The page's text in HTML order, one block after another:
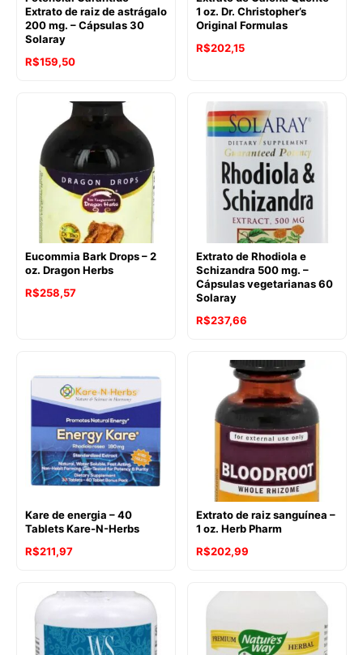
Extrato de raiz de astrágalo
200 mg. – Cápsulas 30
Solaray
R$159,50
1 oz. Dr. Christopher’s
Original Formulas
R$202,15
Eucommia Bark Drops – 2
oz. Dragon Herbs
R$258,57
Extrato de Rhodiola e
Schizandra 500 mg. –
Cápsulas vegetarianas 60
Solaray
R$237,66
Kare de energia – 40
Tablets Kare-N-Herbs
R$211,97
Extrato de raiz sanguínea –
1 oz. Herb Pharm
R$202,99